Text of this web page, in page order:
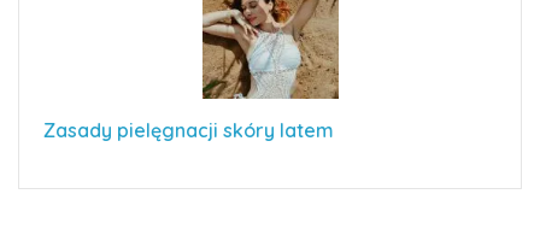
Zasady pielęgnacji skóry latem